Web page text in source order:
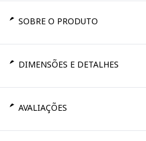
SOBRE O PRODUTO
DIMENSÕES E DETALHES
AVALIAÇÕES